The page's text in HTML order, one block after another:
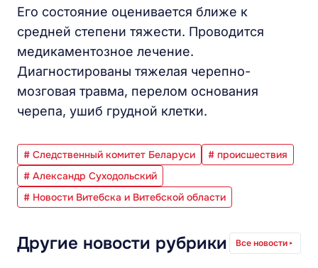
Его состояние оценивается ближе к
средней степени тяжести. Проводится
медикаментозное лечение.
Диагностированы тяжелая черепно-
мозговая травма, перелом основания
черепа, ушиб грудной клетки.
# Следственный комитет Беларуси
# происшествия
# Александр Суходольский
# Новости Витебска и Витебской области
Другие новости рубрики Все новости